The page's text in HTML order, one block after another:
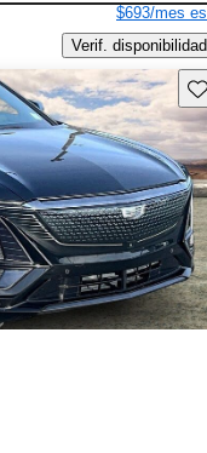
$693/mes
Verif. disponibilidad